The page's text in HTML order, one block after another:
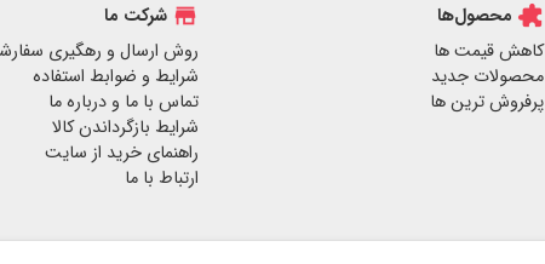
extension محصول‌ها
کاهش قیمت ها
محصولات جدید
پرفروش ترین ها
store شرکت ما
روش ارسال و رهگیری
شرایط و ضوابط استفاده
تماس با ما و درباره ما
شرایط بازگرداندن کالا
راهنمای خرید از سایت
ارتباط با ما